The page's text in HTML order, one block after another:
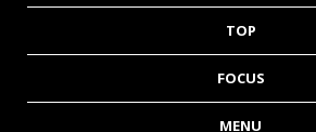
TOP
FOCUS
MENU